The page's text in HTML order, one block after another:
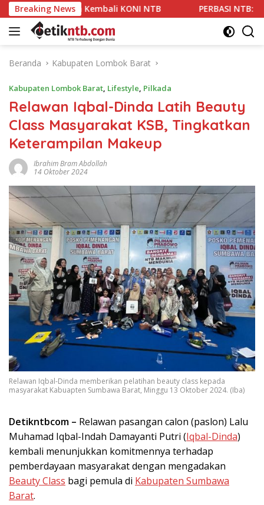
Langsung
ke
konten
Breaking News
Kembali KONI NTB PERBASI NTB: Mori Hanafi
Beranda Kabupaten Lombok Barat
Kabupaten Lombok Barat, Lifestyle, Pilkada
Relawan Iqbal-Dinda Latih Beauty
Class Masyarakat KSB, Tingkatkan
Keterampilan Makeup
Ibrahim Bram Abdollah
14 Oktober 2024
Relawan Iqbal-Dinda memberikan pelatihan beauty class kepada
masyarakat Kabuapten Sumbawa Barat, Minggu 13 Oktober 2024. (Iba)
Detikntbcom – Relawan pasangan calon (paslon) Lalu
Muhamad Iqbal-Indah Damayanti Putri (Iqbal-Dinda)
kembali menunjukkan komitmennya terhadap
pemberdayaan masyarakat dengan mengadakan
Beauty Class bagi pemula di Kabupaten Sumbawa
Barat.